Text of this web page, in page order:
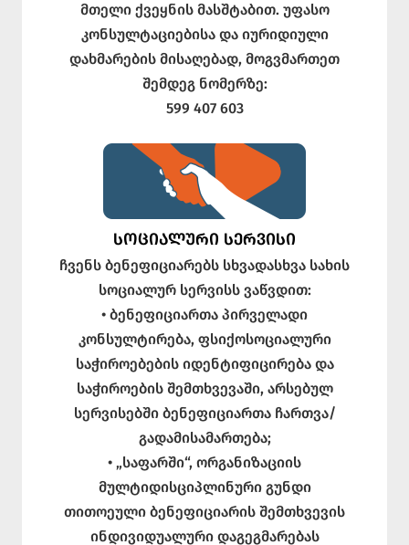
მთელი ქვეყნის მასშტაბით. უფასო
კონსულტაციებისა და იურიდიული
დახმარების მისაღებად, მოგვმართეთ
შემდეგ ნომერზე:
599 407 603
ᲡᲝᲪᲘᲐᲚᲣᲠᲘ ᲡᲔᲠᲕᲘᲡᲘ
ჩვენს ბენეფიციარებს სხვადასხვა სახის
სოციალურ სერვისს ვაწვდით:
• ბენეფიციართა პირველადი
კონსულტირება, ფსიქოსოციალური
საჭიროებების იდენტიფიცირება და
საჭიროების შემთხვევაში, არსებულ
სერვისებში ბენეფიციართა ჩართვა/
გადამისამართება;
• „საფარში“, ორგანიზაციის
მულტიდისციპლინური გუნდი
თითოეული ბენეფიციარის შემთხვევის
ინდივიდუალური დაგეგმარებას